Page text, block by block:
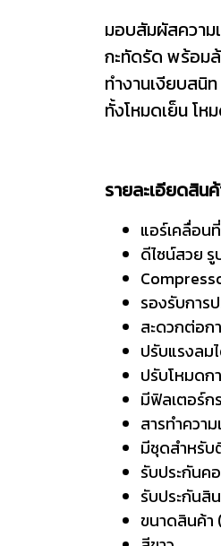
มอบสัมผัสความ
กะทัดรัด พร้อม
ทำงานเงียบสนิ
ทั้งโหมดเย็น โ
รายละเอียดสิน
แอร์เคลื่อน
ดีไซน์สวย
รองรับการ
สะดวกต่อก
ปรับแรงลม
ปรับโหมดก
มีฟิลเตอร์ก
สารทำควา
มีชุดสำหรับ
รับประกันค
รับประกันสิ
ขนาดสินค้า